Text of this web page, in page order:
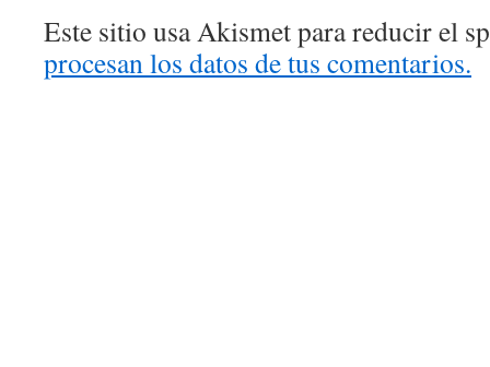
Este sitio usa Akismet para reducir el
procesan los datos de tus comentarios.